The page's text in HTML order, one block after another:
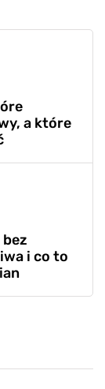
a które
i co to